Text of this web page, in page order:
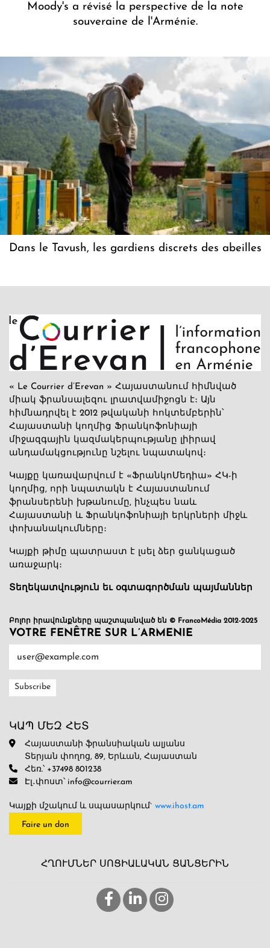
Moody's a révisé la perspective de la note
souveraine de l'Arménie.
Dans le Tavush, les gardiens discrets des abeilles
« Le Courrier d’Erevan » Հայաստանում հիմնված
միակ ֆրանսալեզու լրատվամիջոցն է։ Այն
հիմնադրվել է 2012 թվականի հոկտեմբերին՝
Հայաստանի կողմից Ֆրանկոֆոնիայի
միջազգային կազմակերպությանը լիիրավ
անդամակցությունը նշելու նպատակով։
Կայքը կառավարվում է «ՖրանկոՄեդիա» ՀԿ-ի
կողմից, որի նպատակն է Հայաստանում
ֆրանսերենի խթանումը, ինչպես նաև
Հայաստանի և Ֆրանկոֆոնիայի երկրների միջև
փոխանակումները։
Կայքի թիմը պատրաստ է լսել ձեր ցանկացած
առաջարկ։
Տեղեկատվություն եւ օգտագործման պայմաններ
Բոլոր իրավունքները պաշտպանված են © FrancoMédia 2012-2025
VOTRE FENÊTRE SUR L’ARMENIE
ԿԱՊ ՄԵԶ ՀԵՏ
Հայաստանի ֆրանսիական ալյանս
Տերյան փողոց, 89, Երևան, Հայաստան
Հեռ.՝ +37498 801238
Էլ․փոստ՝ info@courrier.am
Կայքի մշակում և սպասարկում` www.ihost.am
Faire un don
ՀՂՈՒՄՆԵՐ ՍՈՑԻԱԼԱԿԱՆ ՑԱՆՑԵՐԻՆ